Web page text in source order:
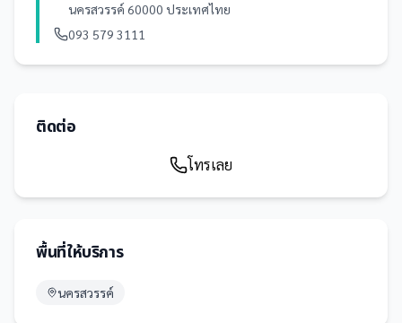
นครสวรรค์ 60000 ประเทศไทย
093 579 3111
ติดต่อ
โทรเลย
พื้นที่ให้บริการ
นครสวรรค์